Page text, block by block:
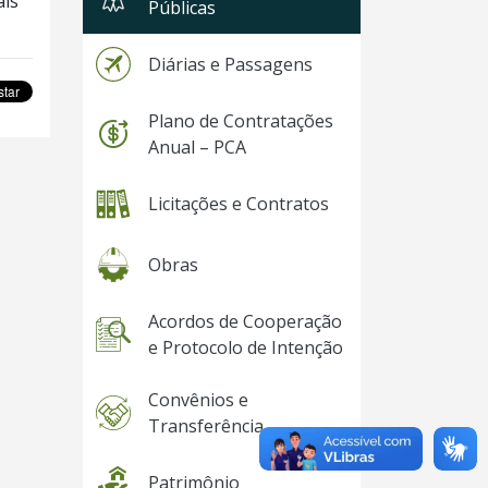
Públicas
Diárias e Passagens
Plano de Contratações
Anual – PCA
Licitações e Contratos
Obras
Acordos de Cooperação
e Protocolo de Intenção
Convênios e
Transferência
Patrimônio